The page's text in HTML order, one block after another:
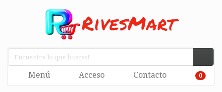
Menú Acceso Contacto 0